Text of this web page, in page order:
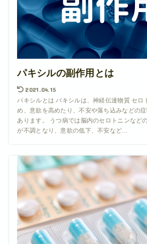
パキシルの副作用とは
2021.04.15
パキシルとは パキシルは、神経伝達物質 セロ
め、意欲を高めたり、不安や落ち込みなどの
あります。 うつ病では脳内のセロトニンなど
が不調となり、意欲の低下、不安など...